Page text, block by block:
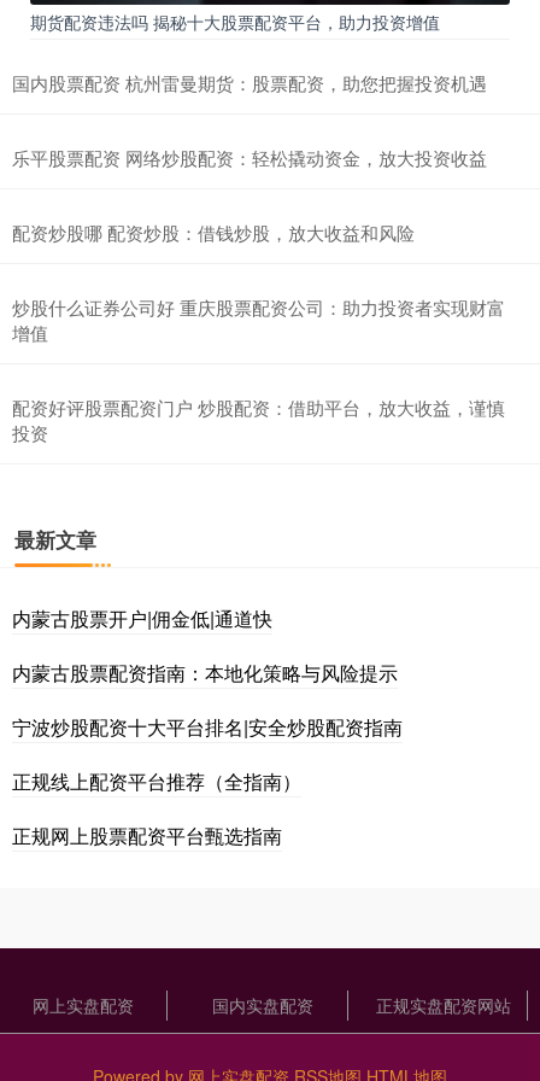
期货配资违法吗 揭秘十大股票配资平台，助力投资增值
国内股票配资 杭州雷曼期货：股票配资，助您把握投资机遇
乐平股票配资 网络炒股配资：轻松撬动资金，放大投资收益
配资炒股哪 配资炒股：借钱炒股，放大收益和风险
炒股什么证券公司好 重庆股票配资公司：助力投资者实现财富
增值
配资好评股票配资门户 炒股配资：借助平台，放大收益，谨慎
投资
最新文章
内蒙古股票开户|佣金低|通道快
内蒙古股票配资指南：本地化策略与风险提示
宁波炒股配资十大平台排名|安全炒股配资指南
正规线上配资平台推荐（全指南）
正规网上股票配资平台甄选指南
网上实盘配资 国内实盘配资 正规实盘配资网站
Powered by 网上实盘配资 RSS地图 HTML地图